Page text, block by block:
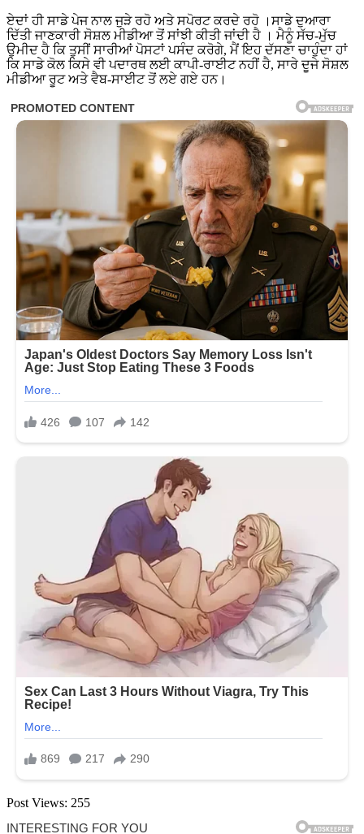
ਏਦਾਂ ਹੀ ਸਾਡੇ ਪੇਜ ਨਾਲ ਜੁੜੇ ਰਹੋ ਅਤੇ ਸਪੋਰਟ ਕਰਦੇ ਰਹੋ ।ਸਾਡੇ ਦੁਆਰਾ
ਦਿੱਤੀ ਜਾਣਕਾਰੀ ਸੋਸ਼ਲ ਮੀਡੀਆ ਤੋਂ ਸਾਂਝੀ ਕੀਤੀ ਜਾਂਦੀ ਹੈ । ਮੈਨੂੰ ਸੱਚ-ਮੁੱਚ
ਉਮੀਦ ਹੈ ਕਿ ਤੁਸੀਂ ਸਾਰੀਆਂ ਪੋਸਟਾਂ ਪਸੰਦ ਕਰੋਗੇ, ਮੈਂ ਇਹ ਦੱਸਣਾ ਚਾਹੁੰਦਾ ਹਾਂ
ਕਿ ਸਾਡੇ ਕੋਲ ਕਿਸੇ ਵੀ ਪਦਾਰਥ ਲਈ ਕਾਪੀ-ਰਾਈਟ ਨਹੀਂ ਹੈ, ਸਾਰੇ ਦੂਜੇ ਸੋਸ਼ਲ
ਮੀਡੀਆ ਰੂਟ ਅਤੇ ਵੈਬ-ਸਾਈਟ ਤੋਂ ਲਏ ਗਏ ਹਨ।
Post Views: 255